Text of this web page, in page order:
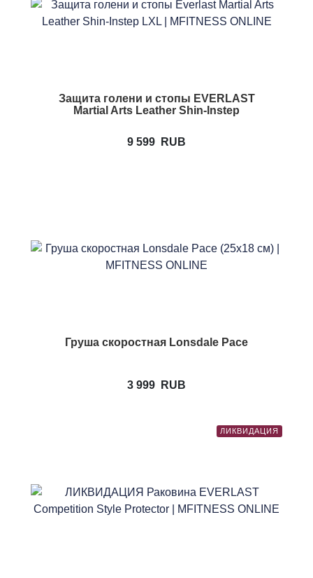
Защита голени и стопы EVERLAST
Martial Arts Leather Shin-Instep
9 599 RUB
Груша скоростная Lonsdale Pace
3 999 RUB
ЛИКВИДАЦИЯ